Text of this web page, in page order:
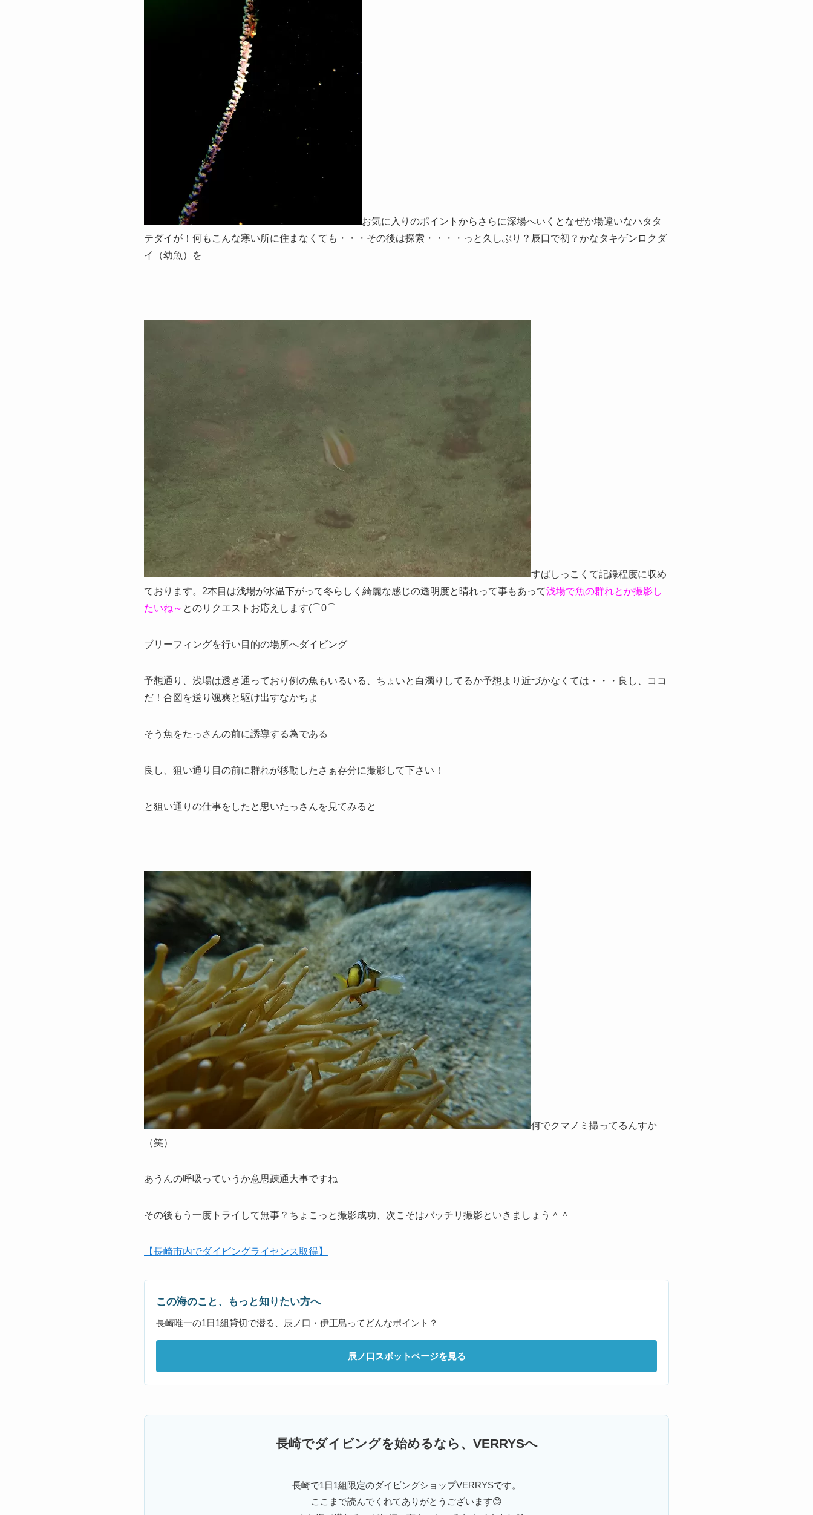
お気に入りのポイントからさらに深場へいくとなぜか場違いなハタタ
テダイが！何もこんな寒い所に住まなくても・・・その後は探索・・・・っと久しぶり？辰口で初？かなタキゲンロクダ
イ（幼魚）を
すばしっこくて記録程度に収め
ております。2本目は浅場が水温下がって冬らしく綺麗な感じの透明度と晴れって事もあって浅場で魚の群れとか撮影し
たいね～ とのリクエストお応えします(⌒0⌒ゞ
ブリーフィングを行い目的の場所へダイビング
予想通り、浅場は透き通っており例の魚もいるいる、ちょいと白濁りしてるか予想より近づかなくては・・・良し、ココ
だ！合図を送り颯爽と駆け出すなかちよ
そう魚をたっさんの前に誘導する為である
良し、狙い通り目の前に群れが移動したさぁ存分に撮影して下さい！
と狙い通りの仕事をしたと思いたっさんを見てみると
何でクマノミ撮ってるんすか
（笑）
あうんの呼吸っていうか意思疎通大事ですね
その後もう一度トライして無事？ちょこっと撮影成功、次こそはバッチリ撮影といきましょう＾＾
【長崎市内でダイビングライセンス取得】
この海のこと、もっと知りたい方へ
長崎唯一の1日1組貸切で潜る、辰ノ口・伊王島ってどんなポイント？
辰ノ口スポットページを見る
長崎でダイビングを始めるなら、VERRYSへ
長崎で1日1組限定のダイビングショップVERRYSです。
ここまで読んでくれてありがとうございます😊